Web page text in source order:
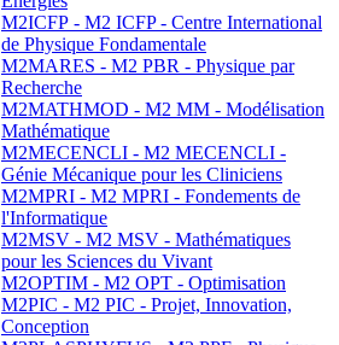
M2ICFP - M2 ICFP - Centre International
de Physique Fondamentale
M2MARES - M2 PBR - Physique par
Recherche
M2MATHMOD - M2 MM - Modélisation
Mathématique
M2MECENCLI - M2 MECENCLI -
Génie Mécanique pour les Cliniciens
M2MPRI - M2 MPRI - Fondements de
l'Informatique
M2MSV - M2 MSV - Mathématiques
pour les Sciences du Vivant
M2OPTIM - M2 OPT - Optimisation
M2PIC - M2 PIC - Projet, Innovation,
Conception